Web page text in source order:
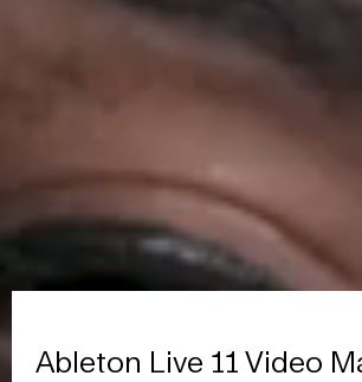
Ableton Live 11 Video